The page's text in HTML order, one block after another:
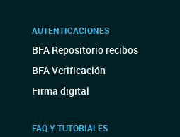
AUTENTICACIONES
BFA Repositorio recibos
BFA Verificación
Firma digital
FAQ Y TUTORIALES